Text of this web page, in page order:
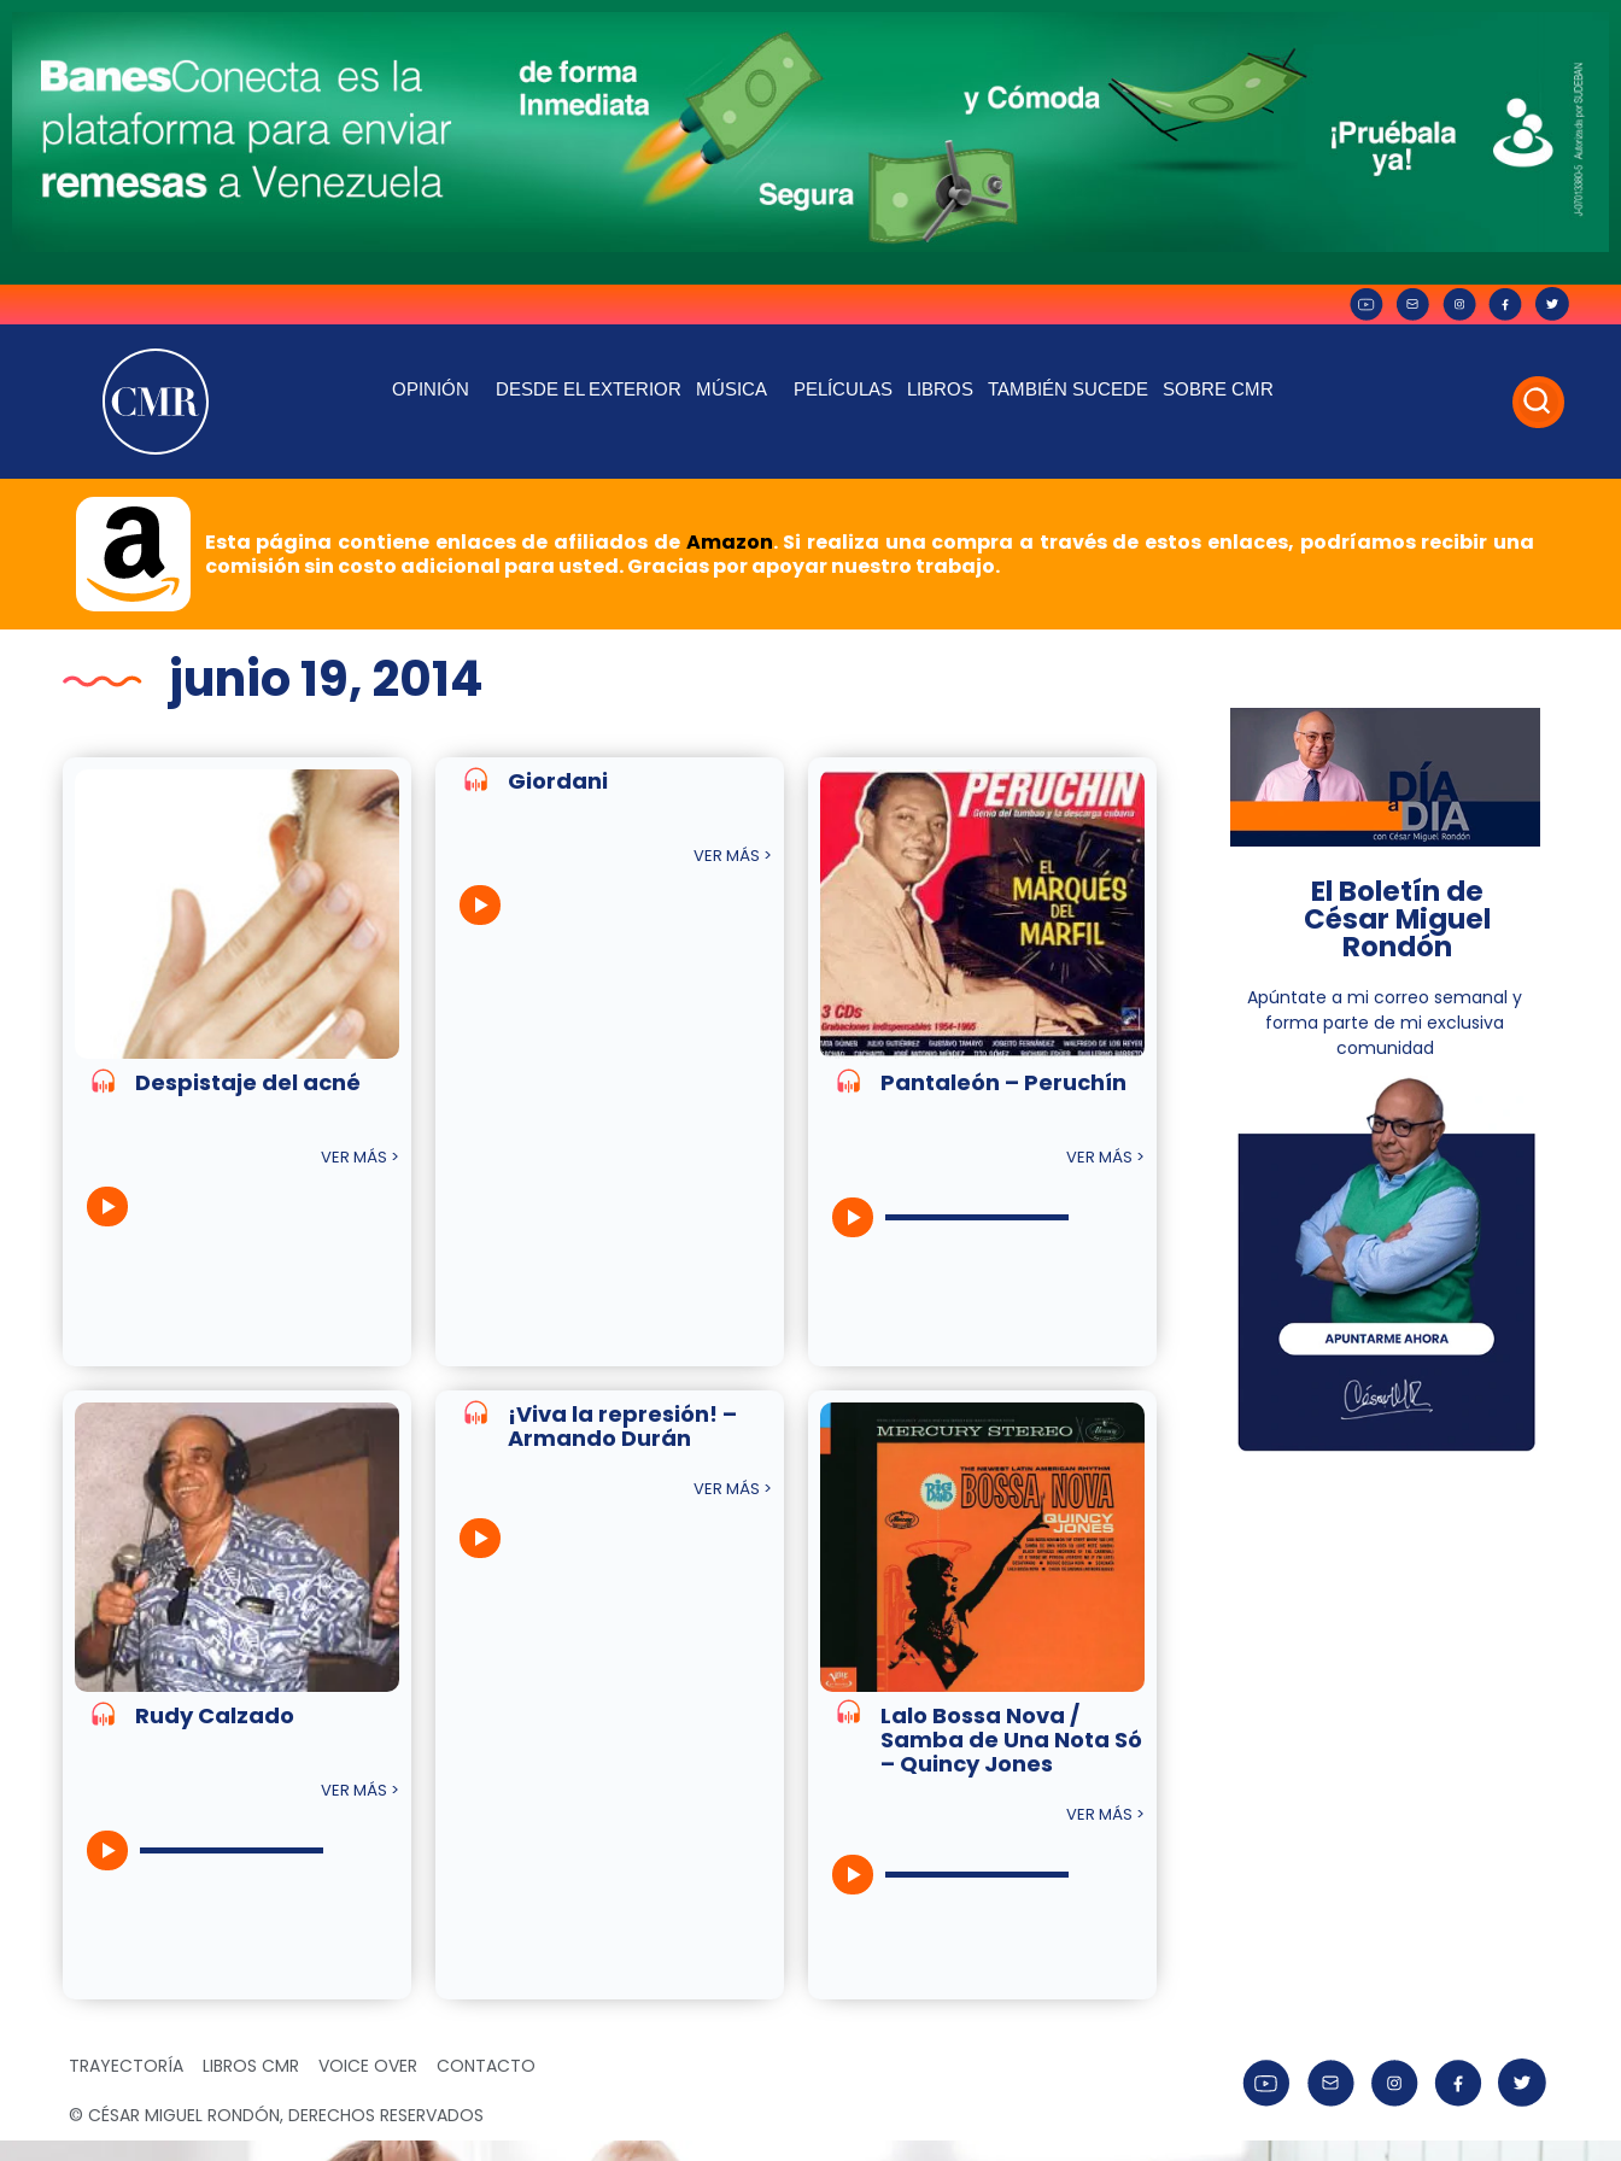
OPINIÓN DESDE EL EXTERIOR MÚSICA PELÍCULAS LIBROS TAMBIÉN SUCEDE SOBRE CMR
Esta página contiene enlaces de afiliados de Amazon. Si realiza una compra a través de estos enlaces, podríamos recibir una
comisión sin costo adicional para usted. Gracias por apoyar nuestro trabajo.
junio 19, 2014
Despistaje del acné
VER MÁS >
Giordani
VER MÁS >
Pantaleón – Peruchín
VER MÁS >
Rudy Calzado
VER MÁS >
¡Viva la represión! –
Armando Durán
VER MÁS >
Lalo Bossa Nova /
Samba de Una Nota Só
– Quincy Jones
VER MÁS >
El Boletín de
César Miguel
Rondón
Apúntate a mi correo semanal y
forma parte de mi exclusiva
comunidad
TRAYECTORÍA LIBROS CMR VOICE OVER CONTACTO
© CÉSAR MIGUEL RONDÓN, DERECHOS RESERVADOS